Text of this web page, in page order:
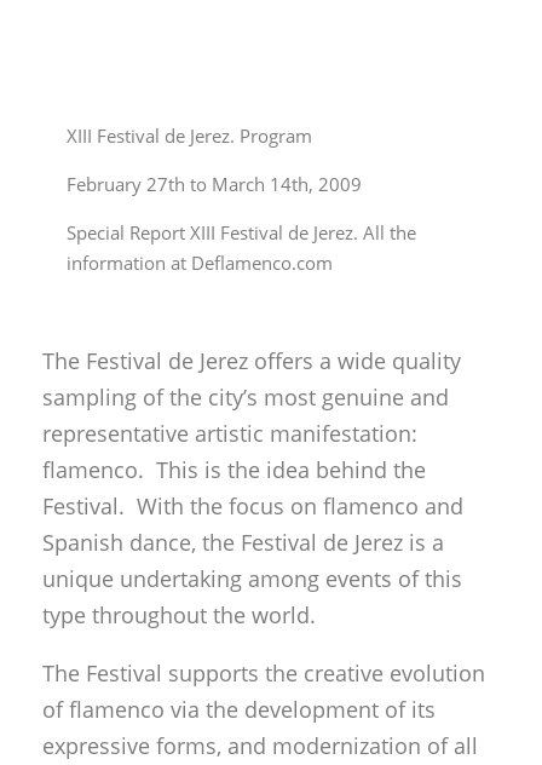
XIII Festival de Jerez. Program
February 27th to March 14th, 2009
Special Report XIII Festival de Jerez. All the
information at Deflamenco.com
The Festival de Jerez offers a wide quality
sampling of the city’s most genuine and
representative artistic manifestation:
flamenco. This is the idea behind the
Festival. With the focus on flamenco and
Spanish dance, the Festival de Jerez is a
unique undertaking among events of this
type throughout the world.
The Festival supports the creative evolution
of flamenco via the development of its
expressive forms, and modernization of all